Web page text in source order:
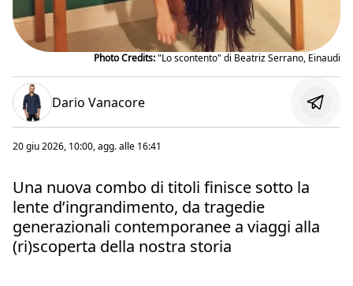
Photo Credits:"Lo scontento" di Beatriz Serrano, Einaudi
Dario Vanacore
20 giu 2026, 10:00, agg. alle 16:41
Una nuova combo di titoli finisce sotto la
lente d’ingrandimento, da tragedie
generazionali contemporanee a viaggi alla
(ri)scoperta della nostra storia